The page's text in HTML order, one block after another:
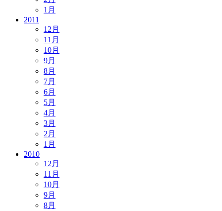
1月
2011
12月
11月
10月
9月
8月
7月
6月
5月
4月
3月
2月
1月
2010
12月
11月
10月
9月
8月